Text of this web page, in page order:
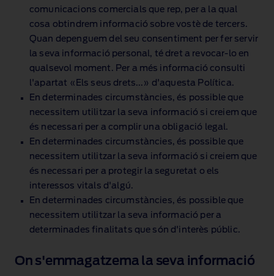
comunicacions comercials que rep, per a la qual
cosa obtindrem informació sobre vostè de tercers.
Quan depenguem del seu consentiment per fer servir
la seva informació personal, té dret a revocar‑lo en
qualsevol moment. Per a més informació consulti
l'apartat «Els seus drets...» d'aquesta Política.
En determinades circumstàncies, és possible que
necessitem utilitzar la seva informació si creiem que
és necessari per a complir una obligació legal.
En determinades circumstàncies, és possible que
necessitem utilitzar la seva informació si creiem que
és necessari per a protegir la seguretat o els
interessos vitals d'algú.
En determinades circumstàncies, és possible que
necessitem utilitzar la seva informació per a
determinades finalitats que són d'interès públic.
On s'emmagatzema la seva informació